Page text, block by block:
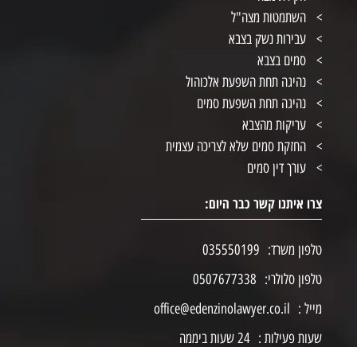
השתמטות מצה"ל
עבירות נשק בצבא
סמים בצבא
נהיגה תחת השפעת אלכוהול
נהיגה תחת השפעת סמים
עריקות מהצבא
החזקת סמים שלא לצריכה עצמית
עורך דין סמים
צרו איתנו קשר כבר היום:
טלפון משרד: 035550199
טלפון סלולרי: 0507677338
מייל : office@edenzinolawyer.co.il
שעות פעילות : 24 שעות ביממה